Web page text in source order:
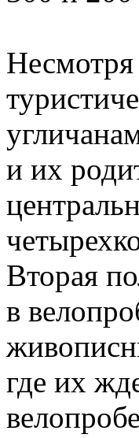
Несмотря
и их
Вторая
в
где их